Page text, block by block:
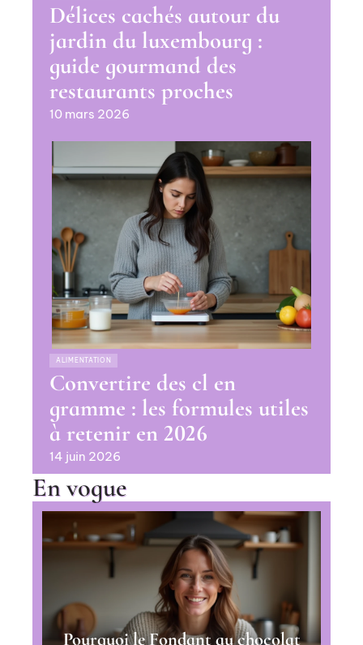
Délices cachés autour du
jardin du luxembourg :
guide gourmand des
restaurants proches
10 mars 2026
ALIMENTATION
Convertire des cl en
gramme : les formules utiles
à retenir en 2026
14 juin 2026
En vogue
Pourquoi le Fondant au chocolat